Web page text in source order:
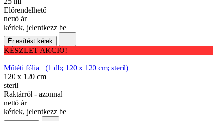
Előrendelhető
nettó ár
kérlek, jelentkezz be
Értesítést kérek
KÉSZLET AKCIÓ!
Műtéti fólia - (1 db; 120 x 120 cm; steril)
120 x 120 cm
steril
Raktárról - azonnal
nettó ár
kérlek, jelentkezz be